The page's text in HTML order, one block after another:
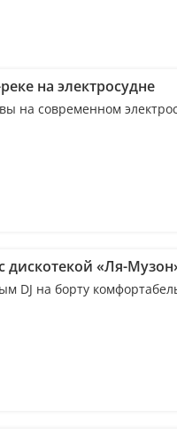
на электросудне
на современном
дискотекой «Ля-
DJ на борту